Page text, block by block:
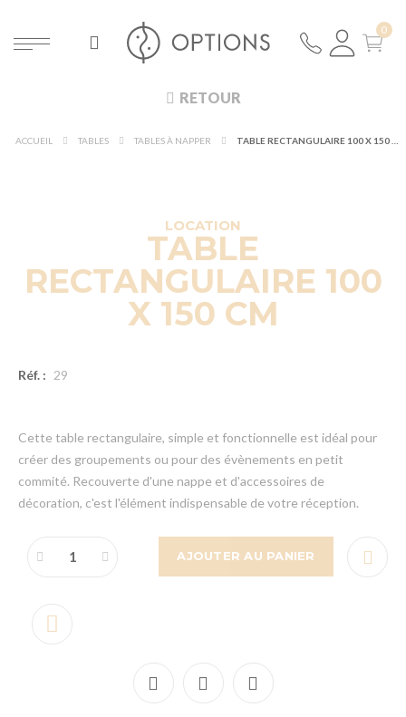
RETOUR
ACCUEIL TABLES TABLES À NAPPER
LOCATION
TABLE
RECTANGULAIRE 100
X 150 CM
Réf. : 29
Cette table rectangulaire, simple et fonctionnelle est idéal pour
créer des groupements ou pour des évènements en petit
commité. Recouverte d'une nappe et d'accessoires de
décoration, c'est l'élément indispensable de votre réception.
AJOUTER AU PANIER